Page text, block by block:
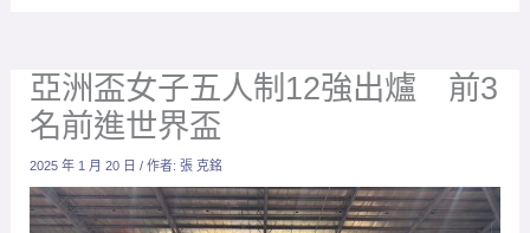
亞洲盃女子五人制12強出爐 前3
名前進世界盃
2025 年 1 月 20 日/ 作者:張 克銘